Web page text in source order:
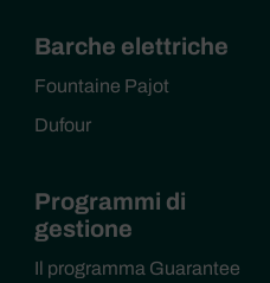
Barche elettriche
Fountaine Pajot
Dufour
Programmi di
gestione
Il programma Guarantee